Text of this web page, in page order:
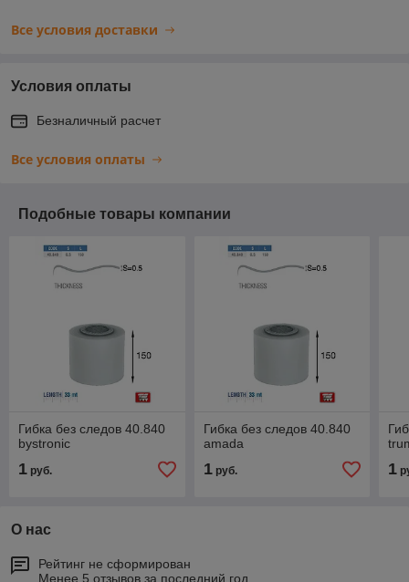
Все условия доставки
Условия оплаты
Безналичный расчет
Все условия оплаты
Подобные товары компании
Гибка без следов 40.840
bystronic
1 руб.
Гибка без следов 40.840
amada
1руб. 1
О нас
Рейтинг не сформирован
Менее 5 отзывов за последний год